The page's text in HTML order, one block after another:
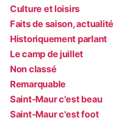
Culture et loisirs
Faits de saison, actualité
Historiquement parlant
Le camp de juillet
Non classé
Remarquable
Saint-Maur c'est beau
Saint-Maur c'est foot